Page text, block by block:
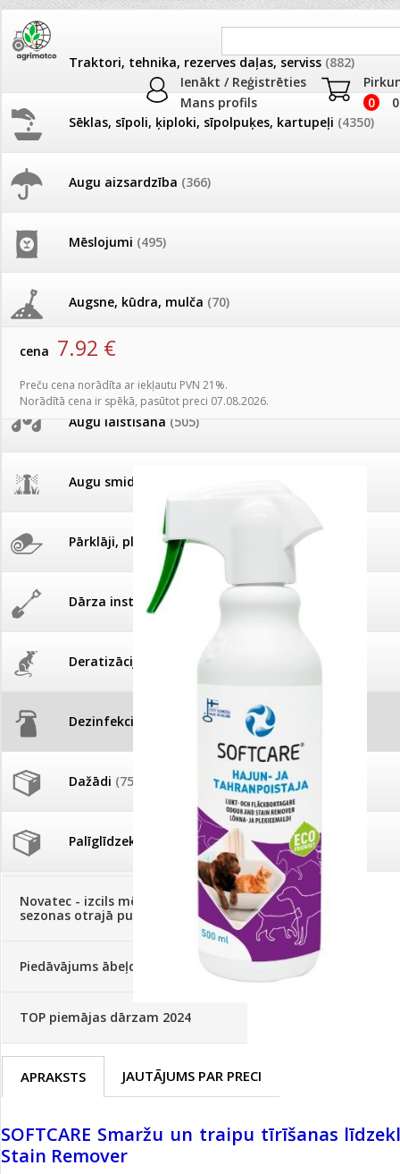
Ienākt / Reģistrēties
Mans profils
0
Traktori, tehnika, rezerves daļas, serviss (882)
Sēklas, sīpoli, ķiploki, sīpolpuķes, kartupeļi (4350)
Augu aizsardzība (366)
Mēslojumi (495)
Augsne, kūdra, mulča (70)
Podi un kasetes
Augu laistīšana (505)
Augu smidzinātāji
Pārklāji, plēves(173)
Dārza instrumenti un tehnika(359)
Deratizācija, dezinsekcija
Dezinfekcija, tīrīšana, mazgāšana
Dažādi (75)
Palīglīdzekļi augu audzēšanai(72)
JAUNUMI
Pašlasīšanas vietu katalogs
26.05. Vebinārs - Kā ierobežot
gliemežus piemājas dārzā un
Ūdens piemērotības noteikšana
smidzinājumu veikšanai
Pievienojies braucienam uz
Tomātu sēklu katalogs
Tagad Vitrol GB arī 20kg
iepakojumā!
Tomātu diena 21.augustā
Ievešanas atļaujas 2025
Visas datu drošības lapas (DDL)
vienuviet
Klientu Diena
Novatec - izcils mēslošanai arī
sezonas otrajā pusē!
Piedāvājums ābeļdārziem
TOP piemājas dārzam 2024
AKCIJAS
frēze + mulčieris +
AKCIJAS komplekts -
Dezinfekcija, tīrīšana,
Produkti »Dezinfekcija, tīrīšana, mazgāšana
SOFTCARE Smaržu un traipu tīrīšanas līdzeklis 0.5L
artikuls: 716266 EAN:6416977716266
cena 7.92 €
Preču cena norādīta ar iekļautu PVN 21%.
Norādītā cena ir spēkā, pasūtot preci 07.08.2026.
APRAKSTS JAUTĀJUMS PAR PRECI
SOFTCARE Smaržu un traipu tīrīšanas
Stain Remover